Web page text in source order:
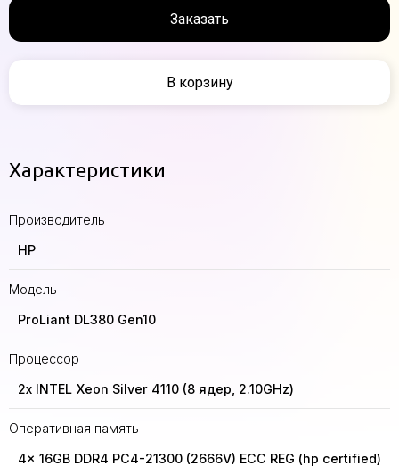
Заказать
В корзину
Характеристики
Производитель
HP
Модель
ProLiant DL380 Gen10
Процессор
2x INTEL Xeon Silver 4110 (8 ядер, 2.10GHz)
Оперативная память
4x 16GB DDR4 PC4-21300 (2666V) ECC REG (hp certified)